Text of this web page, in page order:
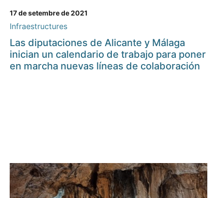
17 de setembre de 2021
Infraestructures
Las diputaciones de Alicante y Málaga
inician un calendario de trabajo para poner
en marcha nuevas líneas de colaboración